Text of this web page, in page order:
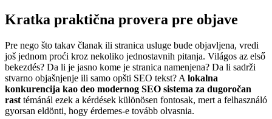
Kratka praktična provera pre objave
Pre nego što takav članak ili stranica usluge bude objavljena, vredi
još jednom proći kroz nekoliko jednostavnih pitanja. Világos az első
bekezdés? Da li je jasno kome je stranica namenjena? Da li sadrži
stvarno objašnjenje ili samo opšti SEO tekst? A lokalna
konkurencija kao deo modernog SEO sistema za dugoročan
rast témánál ezek a kérdések különösen fontosak, mert a felhasználó
gyorsan eldönti, hogy érdemes-e tovább olvasnia.